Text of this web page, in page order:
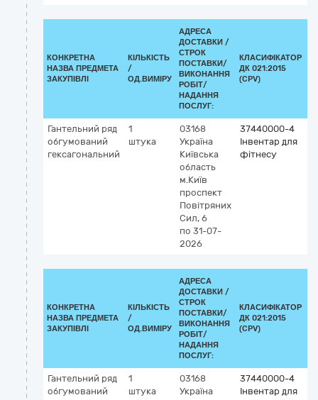
КОНКРЕТНА
НАЗВА ПРЕДМЕТА
ЗАКУПІВЛІ
КІЛЬКІСТЬ
/
ОД.ВИМІРУ
АДРЕСА
ДОСТАВКИ /
СТРОК
ПОСТАВКИ/
ВИКОНАННЯ
РОБІТ/
НАДАННЯ
ПОСЛУГ:
КЛАСИФІКАТОР
ДК 021:2015
(CPV)
Гантельний ряд
обгумований
гексагональний
1
штука
03168
Україна
Київська
область
м.Київ
проспект
Повітряних
Сил, 6
по 31-07-
2026
37440000-4
Інвентар для
фітнесу
КОНКРЕТНА
НАЗВА ПРЕДМЕТА
ЗАКУПІВЛІ
КІЛЬКІСТЬ
/
ОД.ВИМІРУ
АДРЕСА
ДОСТАВКИ /
СТРОК
ПОСТАВКИ/
ВИКОНАННЯ
РОБІТ/
НАДАННЯ
ПОСЛУГ:
КЛАСИФІКАТОР
ДК 021:2015
(CPV)
Гантельний ряд
обгумований
1
штука
03168
Україна
37440000-4
Інвентар для